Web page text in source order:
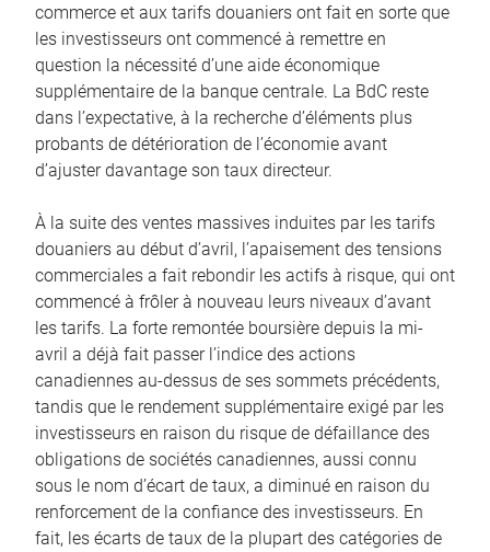
commerce et aux tarifs douaniers ont fait en sorte que
les investisseurs ont commencé à remettre en
question la nécessité d’une aide économique
supplémentaire de la banque centrale. La BdC reste
dans l’expectative, à la recherche d’éléments plus
probants de détérioration de l’économie avant
d’ajuster davantage son taux directeur.
À la suite des ventes massives induites par les tarifs
douaniers au début d’avril, l’apaisement des tensions
commerciales a fait rebondir les actifs à risque, qui ont
commencé à frôler à nouveau leurs niveaux d’avant
les tarifs. La forte remontée boursière depuis la mi-
avril a déjà fait passer l’indice des actions
canadiennes au-dessus de ses sommets précédents,
tandis que le rendement supplémentaire exigé par les
investisseurs en raison du risque de défaillance des
obligations de sociétés canadiennes, aussi connu
sous le nom d’écart de taux, a diminué en raison du
renforcement de la confiance des investisseurs. En
fait, les écarts de taux de la plupart des catégories de